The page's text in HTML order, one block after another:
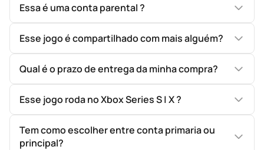
Essa é uma conta parental ?
Esse jogo é compartilhado com mais alguém?
Qual é o prazo de entrega da minha compra?
Esse jogo roda no Xbox Series S | X ?
Tem como escolher entre conta primaria ou
principal?